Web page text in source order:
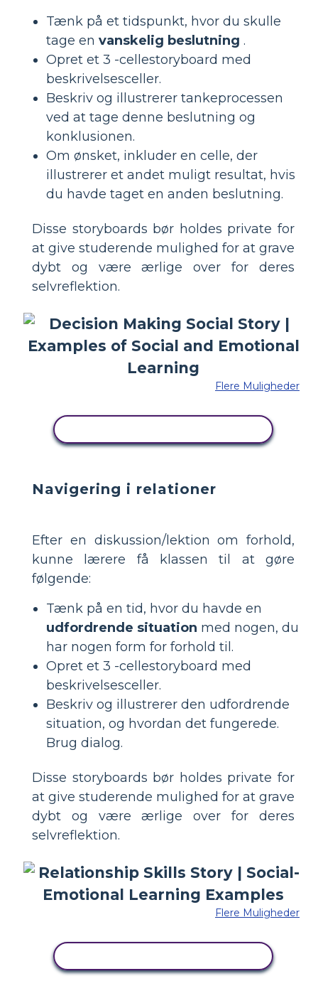
Tænk på et tidspunkt, hvor du skulle
tage en vanskelig beslutning .
Opret et 3 -cellestoryboard med
beskrivelsesceller.
Beskriv og illustrerer tankeprocessen
ved at tage denne beslutning og
konklusionen.
Om ønsket, inkluder en celle, der
illustrerer et andet muligt resultat, hvis
du havde taget en anden beslutning.
Disse storyboards bør holdes private for
at give studerende mulighed for at grave
dybt og være ærlige over for deres
selvreflektion.
Flere Muligheder
Navigering i relationer
Efter en diskussion/lektion om forhold,
kunne lærere få klassen til at gøre
følgende:
Tænk på en tid, hvor du havde en
udfordrende situation med nogen, du
har nogen form for forhold til.
Opret et 3 -cellestoryboard med
beskrivelsesceller.
Beskriv og illustrerer den udfordrende
situation, og hvordan det fungerede.
Brug dialog.
Disse storyboards bør holdes private for
at give studerende mulighed for at grave
dybt og være ærlige over for deres
selvreflektion.
Flere Muligheder